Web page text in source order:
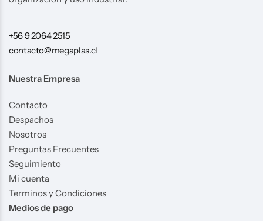
+56 9 2064 2515
contacto@megaplas.cl
Nuestra Empresa
Contacto
Despachos
Nosotros
Preguntas Frecuentes
Seguimiento
Mi cuenta
Terminos y Condiciones
Medios de pago